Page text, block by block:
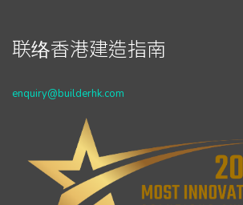
联络香港建造指南
enquiry@builderhk.com